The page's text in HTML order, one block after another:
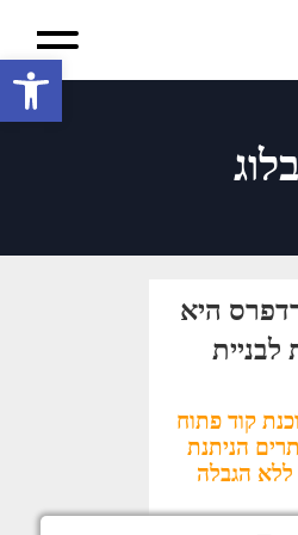
בלוג
היא
לבניית
קוד פתוח
הניתנת
ללא הגבלה
פתח